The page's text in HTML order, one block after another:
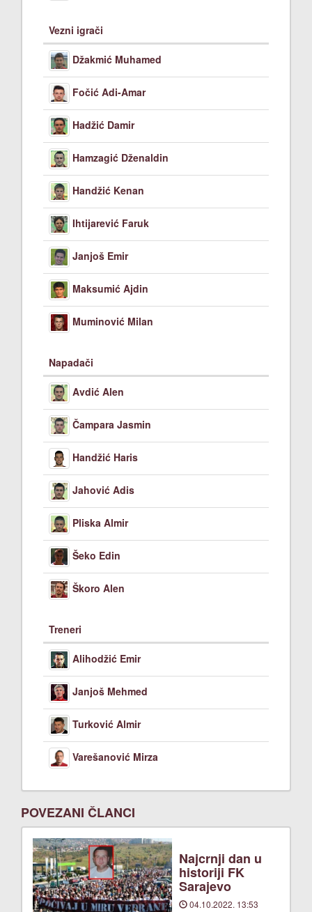
Vezni igrači
Džakmić Muhamed
Fočić Adi-Amar
Hadžić Damir
Hamzagić Dženaldin
Handžić Kenan
Ihtijarević Faruk
Janjoš Emir
Maksumić Ajdin
Muminović Milan
Napadači
Avdić Alen
Čampara Jasmin
Handžić Haris
Jahović Adis
Pliska Almir
Šeko Edin
Škoro Alen
Treneri
Alihodžić Emir
Janjoš Mehmed
Turković Almir
Varešanović Mirza
POVEZANI ČLANCI
Najcrnji dan u
historiji FK
Sarajevo
04.10.2022. 13:53